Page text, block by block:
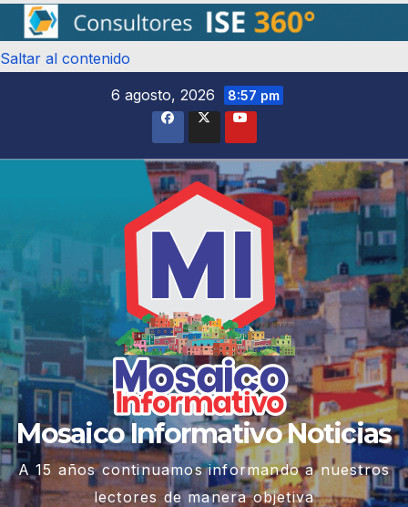
Saltar al contenido
6 agosto, 2026
8:57 pm
Mosaico Informativo Noticias
A 15 años continuamos informando a nuestros
lectores de manera objetiva